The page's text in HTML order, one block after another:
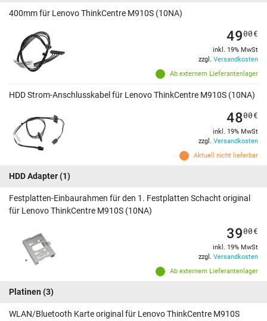
400mm für Lenovo ThinkCentre M910S (10NA)
Ab externem Lieferantenlager
4900€
inkl. 19% MwSt
zzgl. Versandkosten
HDD Strom-Anschlusskabel für Lenovo ThinkCentre M910S (10NA)
Aktuell nicht lieferbar
4800€
inkl. 19% MwSt
zzgl. Versandkosten
HDD Adapter(1)
Festplatten-Einbaurahmen für den 1. Festplatten Schacht original
für Lenovo ThinkCentre M910S (10NA)
Ab externem Lieferantenlager
3900€
inkl. 19% MwSt
zzgl. Versandkosten
Platinen (3)
WLAN/Bluetooth Karte original für Lenovo ThinkCentre M910S